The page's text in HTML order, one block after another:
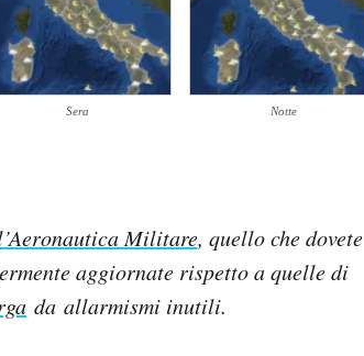
Sera Notte
Militare, quello che dovete
aggiornate rispetto a quelle di
da allarmismi inutili.